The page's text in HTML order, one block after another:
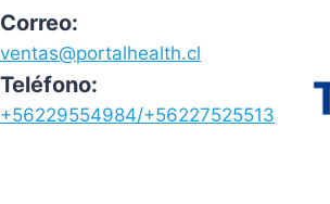
Correo:
ventas@portalhealth.cl
Teléfono:
+56229554984/+56227525513